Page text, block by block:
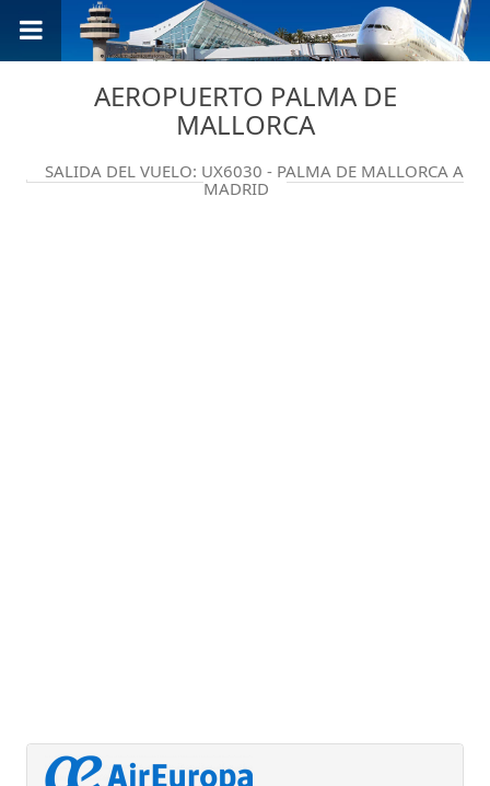
AEROPUERTO PALMA DE
MALLORCA
SALIDA DEL VUELO: UX6030 - PALMA DE MALLORCA A
MADRID